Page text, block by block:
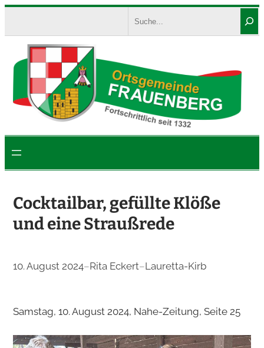
springen
Cocktailbar, gefüllte Klöße
und eine Straußrede
10. August 2024–Rita Eckert–Lauretta-Kirb
Samstag, 10. August 2024, Nahe-Zeitung, Seite 25